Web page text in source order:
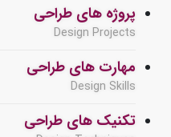
پروژه های طراحی
Design Projects
مهارت های طراحی
Design Skills
تکنیک های طراحی